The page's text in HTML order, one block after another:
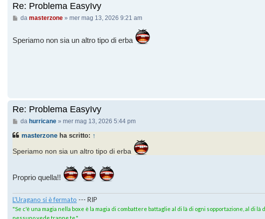
Re: Problema EasyIvy
Messaggio
da masterzone» mer mag 13, 2026 9:21 am
Speriamo non sia un altro tipo di erba
Re: Problema EasyIvy
Messaggio
da hurricane» mer mag 13, 2026 5:44 pm
masterzone ha scritto: ↑
Speriamo non sia un altro tipo di erba
Proprio quella!!
L'Uragano si è fermato --- RIP
"Se c'è una magia nella boxe è la magia di combattere battaglie al di là di ogni sopportazione, al
nessuno vede tranne te."